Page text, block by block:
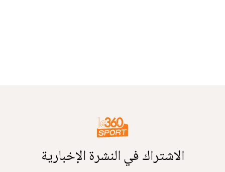
الاشتراك في النشرة الإخبارية